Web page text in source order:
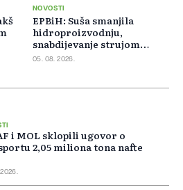
NOVOSTI
EPBiH: Suša smanjila
hidroproizvodnju,
snabdijevanje strujom
ostaje stabilno
05. 08. 2026.
i MOL sklopili ugovor o
2,05 miliona tona nafte